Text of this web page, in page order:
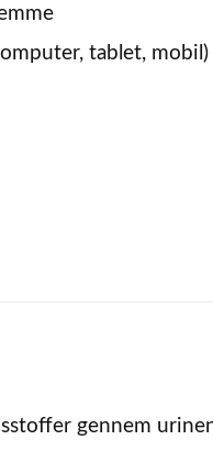
tablet, mobil)
gennem